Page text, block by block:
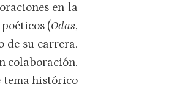
en la
(Odas,
de su carrera.
colaboración.
tema histórico